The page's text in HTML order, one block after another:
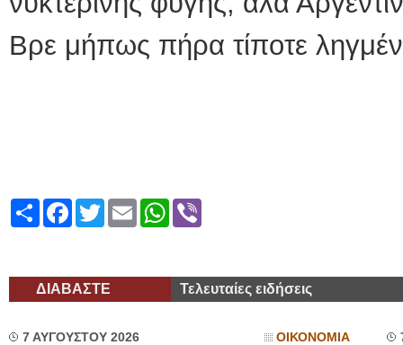
Βρε μήπως πήρα τίποτε
ShareFacebook
TwitterEmailWhatsApp
ΔΙΑΒΑΣΤΕ Τελευταίες ειδήσεις
7 ΑΥΓΟΥΣΤΟΥ 2026 ΟΙΚΟΝΟΜΙΑ